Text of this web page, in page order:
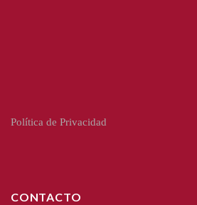
Política de Privacidad
CONTACTO